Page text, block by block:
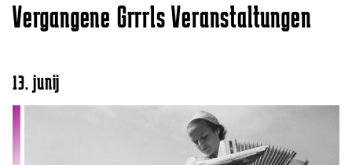
Vergangene Grrrls Veranstaltungen
13. junij